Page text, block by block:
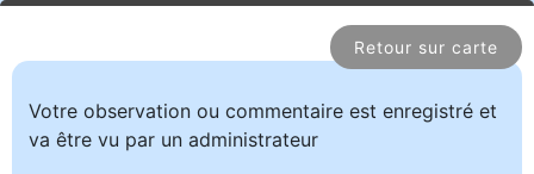
Retour sur carte
Votre observation ou commentaire est enregistré et
va être vu par un administrateur